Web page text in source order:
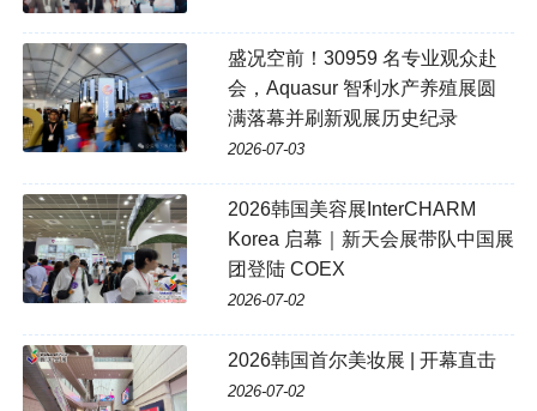
盛况空前！30959 名专业观众赴
会，Aquasur 智利水产养殖展圆
满落幕并刷新观展历史纪录
2026-07-03
2026韩国美容展InterCHARM
Korea 启幕｜新天会展带队中国展
团登陆 COEX
2026-07-02
2026韩国首尔美妆展 | 开幕直击
2026-07-02